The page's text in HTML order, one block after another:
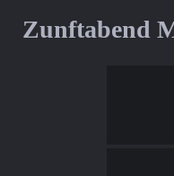
Zunftabend